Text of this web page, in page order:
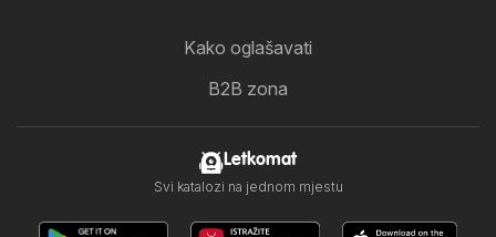
Kako oglašavati
B2B zona
Letkomat
Svi katalozi na jednom mjestu